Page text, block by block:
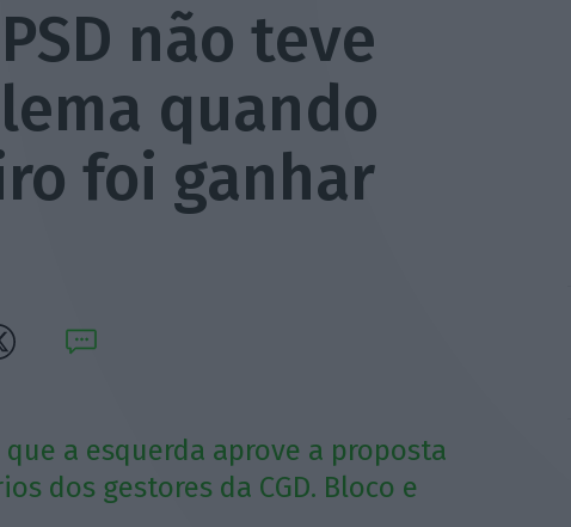
não teve
quando
foi ganhar
a esquerda aprove a proposta
dos gestores da CGD. Bloco e